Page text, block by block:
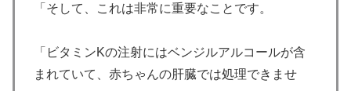
「そして、これは非常に重要なことです。
「ビタミンKの注射にはベンジルアルコールが含
まれていて、赤ちゃんの肝臓では処理できませ